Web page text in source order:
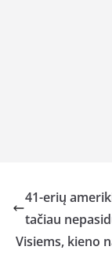
41-erių
tačiau
Visiems, kieno